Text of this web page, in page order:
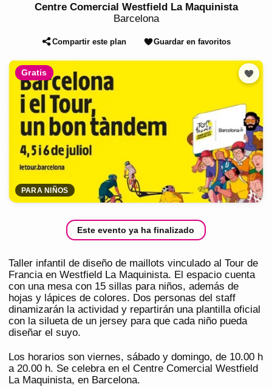
Centre Comercial Westfield La Maquinista
Barcelona
Compartir este plan Guardar en favoritos
Gratis
PARA NIÑOS
Este evento ya ha finalizado
Taller infantil de diseño de maillots vinculado al Tour de
Francia en Westfield La Maquinista. El espacio cuenta
con una mesa con 15 sillas para niños, además de
hojas y lápices de colores. Dos personas del staff
dinamizarán la actividad y repartirán una plantilla oficial
con la silueta de un jersey para que cada niño pueda
diseñar el suyo.
Los horarios son viernes, sábado y domingo, de 10.00 h
a 20.00 h. Se celebra en el Centre Comercial Westfield
La Maquinista, en Barcelona.